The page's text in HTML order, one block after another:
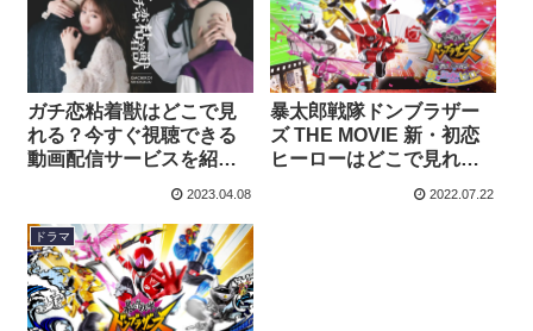
ガチ恋粘着獣はどこで見
れる？今すぐ視聴できる
動画配信サービスを紹
2023.04.08
暴太郎戦隊ドンブラザー
ズ THE MOVIE 新・初恋
ヒーローはどこで見れ
画配信サービスを紹介！
2022.07.22
ドラマ